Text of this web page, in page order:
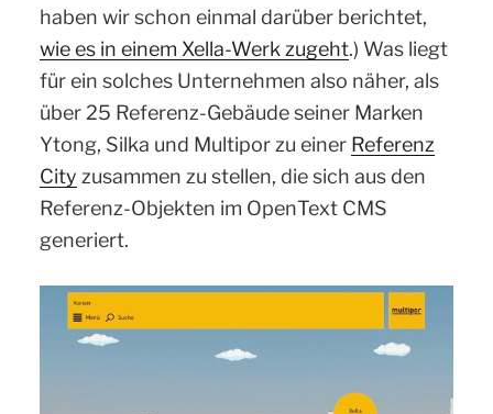
haben wir schon einmal darüber berichtet,
wie es in einem Xella-Werk zugeht.) Was liegt
für ein solches Unternehmen also näher, als
über 25 Referenz-Gebäude seiner Marken
Ytong, Silka und Multipor zu einer Referenz
City zusammen zu stellen, die sich aus den
Referenz-Objekten im OpenText CMS
generiert.